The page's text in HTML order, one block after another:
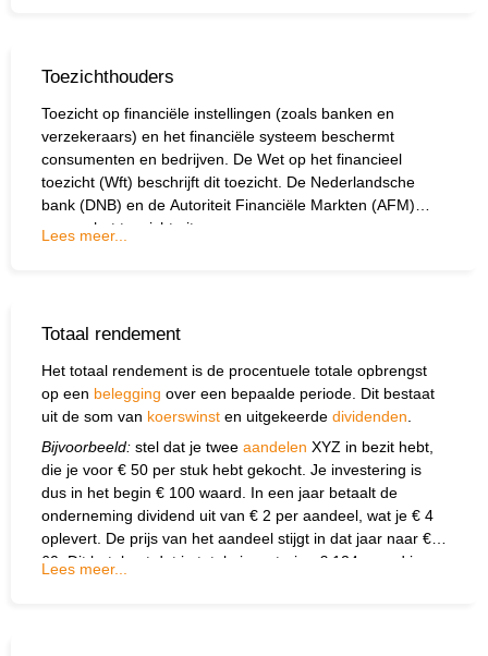
Toezichthouders
Toezicht op financiële instellingen (zoals banken en
verzekeraars) en het financiële systeem beschermt
consumenten en bedrijven. De Wet op het financieel
toezicht (Wft) beschrijft dit toezicht. De Nederlandsche
bank (DNB) en de Autoriteit Financiële Markten (AFM)
voeren het toezicht uit.
Lees meer...
Totaal rendement
Het totaal rendement is de procentuele totale opbrengst
op een belegging over een bepaalde periode. Dit bestaat
uit de som van koerswinst en uitgekeerde dividenden
Bijvoorbeeld: stel dat je twee aandelen XYZ in bezit hebt,
die je voor € 50 per stuk hebt gekocht. Je investering is
dus in het begin € 100 waard. In een jaar betaalt de
onderneming dividend uit van € 2 per aandeel, wat je € 4
oplevert. De prijs van het aandeel stijgt in dat jaar naar €
60. Dit betekent dat je totale investering € 124 waard is
Lees meer...